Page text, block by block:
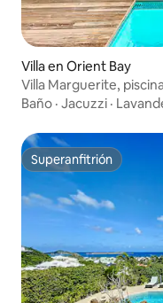
Villa en Orient Bay
Villa Marguerite,
Baño · Jacuzzi ·
Superanfitrión
Superanfitrión